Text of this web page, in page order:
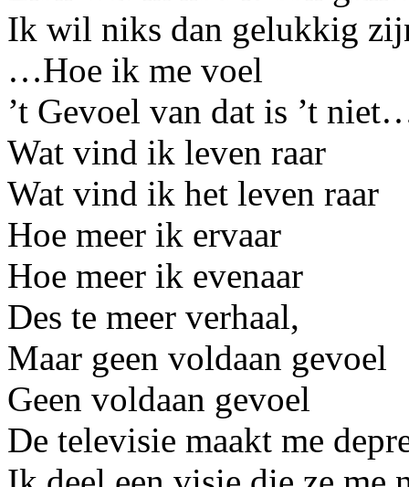
Ik wil niks dan gelukkig
…Hoe ik me voel
’t Gevoel van dat is ’t
Wat vind ik leven raar
Wat vind ik het leven raar
Hoe meer ik ervaar
Hoe meer ik evenaar
Des te meer verhaal,
Maar geen voldaan gevoel
Geen voldaan gevoel
De televisie maakt me